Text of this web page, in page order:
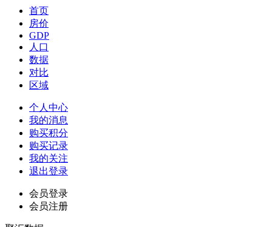
首页
房价
GDP
人口
数据
对比
区域
个人中心
我的消息
购买积分
购买记录
我的关注
退出登录
会员登录
会员注册